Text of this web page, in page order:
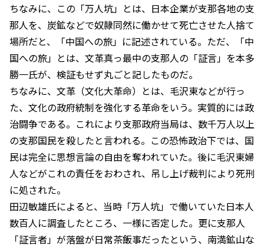
ちなみに、この「万人坑」とは、日本企業が支那各地の支
那人を、炭鉱などで奴隷同然に働かせて死亡させた人捨て
場所だと、「中国への旅」に記述されている。ただ、「中
国への旅」とは、文革真っ最中の支那人の「証言」を本多
勝一氏が、検証もせず丸ごと記したものだ。
ちなみに、文革（文化大革命）とは、毛沢東などが行っ
た、文化の政府統制を強化する革命をいう。実質的には政
治闘争である。これにより支那政府当局は、数千万人以上
の支那国民を殺したと言われる。この恐怖政治下では、国
民は完全に思想言論の自由を奪われていた。後に毛沢東婦
人などがこれの責任をおわされ、吊し上げ裁判により死刑
に処された。
田辺敏雄氏によると、当時「万人坑」で働いていた日本人
数百人に調査したところ、一様に否定した。更に支那人
「証言者」が落盤が日常茶飯事だったという、南満鉱山な